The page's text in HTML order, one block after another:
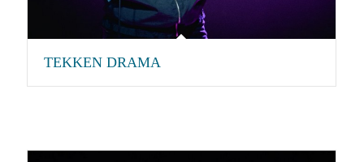
TEKKEN DRAMA